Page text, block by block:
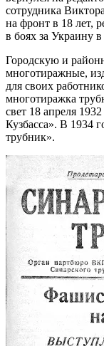
сотрудника
на фронт в 18 лет,
в боях за Украину в
Городскую и
многотиражные,
для своих
многотиражка
свет 18 апреля
Кузбасса». В 1934
трубник».